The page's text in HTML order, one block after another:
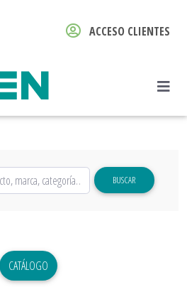
ACCESO CLIENTES
BUSCAR
CATÁLOGO